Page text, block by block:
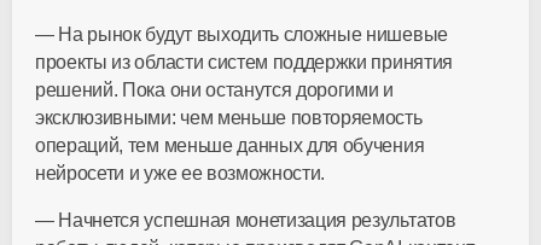
— На рынок будут выходить сложные нишевые
проекты из области систем поддержки принятия
решений. Пока они останутся дорогими и
эксклюзивными: чем меньше повторяемость
операций, тем меньше данных для обучения
нейросети и уже ее возможности.
— Начнется успешная монетизация результатов